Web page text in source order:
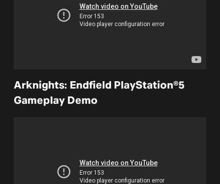
Arknights: Endfield PlayStation®5
Gameplay Demo